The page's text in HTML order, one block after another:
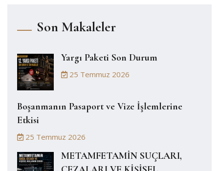
Son Makaleler
Yargı Paketi Son Durum
25 Temmuz 2026
Boşanmanın Pasaport ve Vize İşlemlerine
Etkisi
25 Temmuz 2026
METAMFETAMİN SUÇLARI,